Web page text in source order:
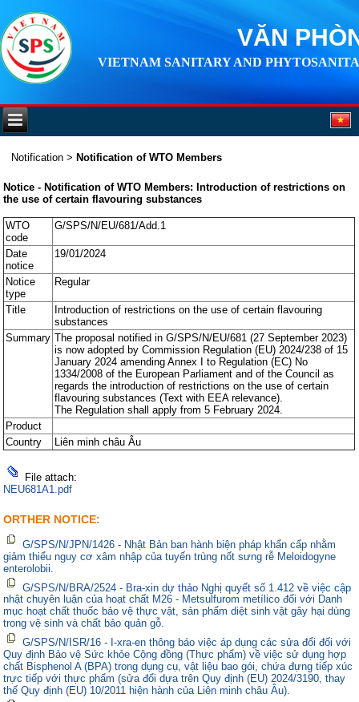
VĂN
VIETNAM SANITARY AND
Notification > Notification of WTO Members
Notice - Notification of WTO Members: Introduction of restrictions on
the use of certain flavouring substances
WTO
code
G/SPS/N/EU/681/Add.1
Date
notice
19/01/2024
Notice
type
Regular
Title
Introduction of restrictions on the use of certain flavouring
substances
Summary The proposal notified in G/SPS/N/EU/681 (27 September 2023)
is now adopted by Commission Regulation (EU) 2024/238 of 15
January 2024 amending Annex I to Regulation (EC) No
1334/2008 of the European Parliament and of the Council as
regards the introduction of restrictions on the use of certain
flavouring substances (Text with EEA relevance).
The Regulation shall apply from 5 February 2024.
Product
Country
Liên minh châu Âu
File attach:
NEU681A1.pdf
ORTHER NOTICE:
G/SPS/N/JPN/1426 - Nhật Bản ban hành biện pháp khẩn cấp nhằm
giảm thiểu nguy cơ xâm nhập của tuyến trùng nốt sưng rễ Meloidogyne
enterolobii.
G/SPS/N/BRA/2524 - Bra-xin dự thảo Nghị quyết số 1.412 về việc cập
nhật chuyên luận của hoạt chất M26 - Metsulfurom metílico đối với Danh
mục hoạt chất thuốc bảo vệ thực vật, sản phẩm diệt sinh vật gây hại dùng
trong vệ sinh và chất bảo quản gỗ.
G/SPS/N/ISR/16 - I-xra-en thông báo việc áp dụng các sửa đổi đối với
Quy định Bảo vệ Sức khỏe Cộng đồng (Thực phẩm) về việc sử dụng hợp
chất Bisphenol A (BPA) trong dụng cụ, vật liệu bao gói, chứa đựng tiếp xúc
trực tiếp với thực phẩm (sửa đổi dựa trên Quy định (EU) 2024/3190, thay
thế Quy định (EU) 10/2011 hiện hành của Liên minh châu Âu).